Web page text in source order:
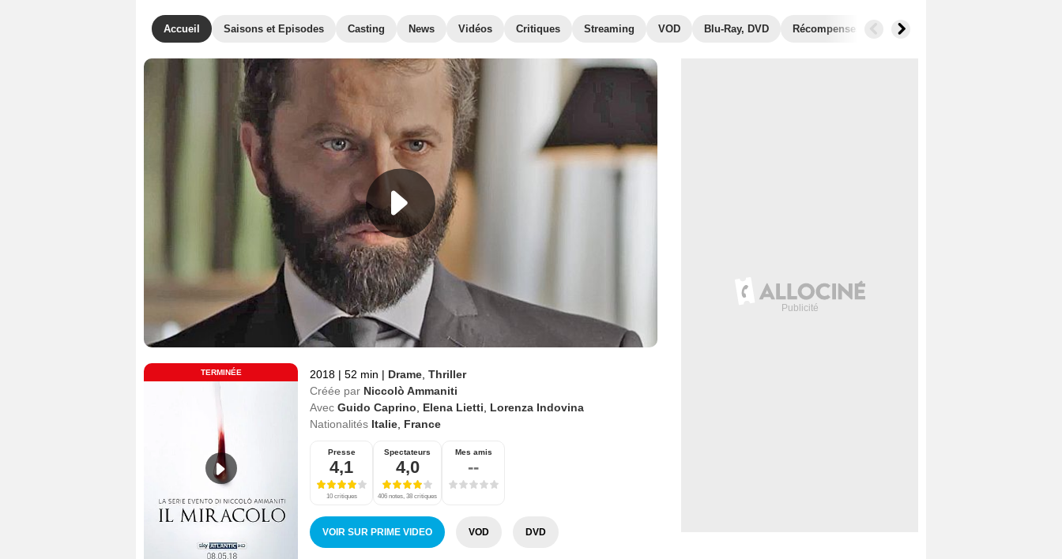
Accueil Saisons et Episodes Casting News Vidéos Critiques Streaming VOD Blu-Ray, DVD Récompenses Photos
TERMINÉE 2018 | 52 min | Drame Thriller
Créée par Niccolò Ammaniti
Avec Guido Caprino Elena Lietti
Lorenza Indovina
Nationalités Italie France
Presse
4,1
10 critiques
Spectateurs
4,0
406 notes, 38 critiques
Mes amis
--
VOIR SUR PRIME VIDEO VOD DVD